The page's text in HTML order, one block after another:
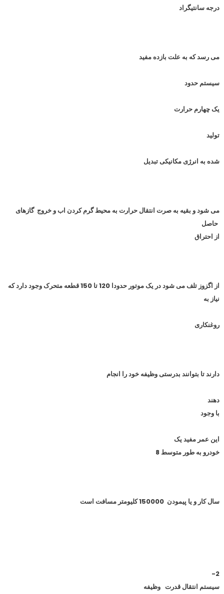
درجه سانتیگراد
می رسد که به علت بازده مفید
سیستم حدود
یک چهارم حرارت
تولید
شده به انرژی مکانیکی تبدیل
می شود و بقیه به صرت انتقال حرارت به محیط گرم کردن اب و خروج گازهای
حاصل
از احتراق
از اگزوز تلف می شود در یک موتور حدودا 120 تا 150 قطعه متحرک وجود دارد که
نیاز به
روغنکاری
دارند تا بتوانند بدرستی وظیفه خود را انجام
دهند
با وجود
این عمر مفید یک
خودرو به طور متوسط 8
سال کار و یا پیمودن 150000 کلیومتر مسافت است
2-
سیستم انتقال قدرت وظیفه